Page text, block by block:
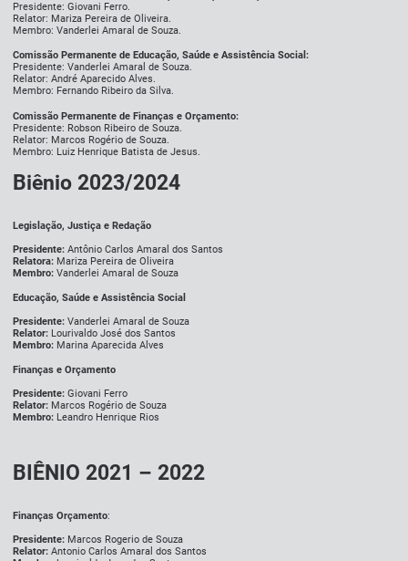
Presidente: Giovani Ferro.
Relator: Mariza Pereira de Oliveira.
Membro: Vanderlei Amaral de Souza.
Comissão Permanente de Educação, Saúde e Assistência Social:
Presidente: Vanderlei Amaral de Souza.
Relator: André Aparecido Alves.
Membro: Fernando Ribeiro da Silva.
Comissão Permanente de Finanças e Orçamento:
Presidente: Robson Ribeiro de Souza.
Relator: Marcos Rogério de Souza.
Membro: Luiz Henrique Batista de Jesus.
Biênio 2023/2024
Legislação, Justiça e Redação
Presidente: Antônio Carlos Amaral dos Santos
Relatora: Mariza Pereira de Oliveira
Membro:Vanderlei Amaral de Souza
Educação, Saúde e Assistência Social
Presidente: Vanderlei Amaral de Souza
Relator: Lourivaldo José dos Santos
Membro: Marina Aparecida Alves
Finanças e Orçamento
Presidente: Giovani Ferro
Relator: Marcos Rogério de Souza
Membro: Leandro Henrique Rios
BIÊNIO 2021 – 2022
Finanças Orçamento:
Presidente: Marcos Rogerio de Souza
Relator: Antonio Carlos Amaral dos Santos